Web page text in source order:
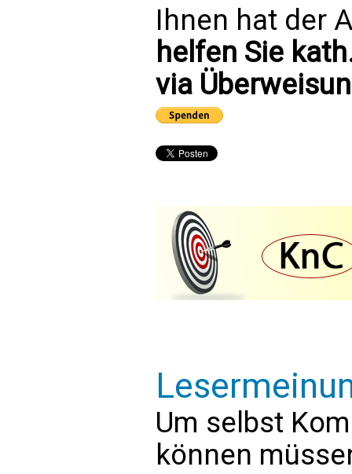
Ihnen hat der
helfen Sie
via
Um selbst
können